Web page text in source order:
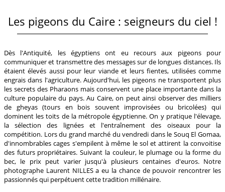
Les pigeons du Caire : seigneurs du ciel !
Dès l'Antiquité, les égyptiens ont eu recours aux pigeons pour
communiquer et transmettre des messages sur de longues distances. Ils
étaient élevés aussi pour leur viande et leurs fientes, utilisées comme
engrais dans l'agriculture. Aujourd'hui, les pigeons ne transportent plus
les secrets des Pharaons mais conservent une place importante dans la
culture populaire du pays. Au Caire, on peut ainsi observer des milliers
de gheyas (tours en bois souvent improvisées ou bricolées) qui
dominent les toits de la métropole égyptienne. On y pratique l'élevage,
la sélection des lignées et l'entraînement des oiseaux pour la
compétition. Lors du grand marché du vendredi dans le Souq El Gomaa,
d'innombrables cages s'empilent à même le sol et attirent la convoitise
des futurs propriétaires. Suivant la couleur, le plumage ou la forme du
bec, le prix peut varier jusqu'à plusieurs centaines d'euros. Notre
photographe Laurent NILLES a eu la chance de pouvoir rencontrer les
passionnés qui perpétuent cette tradition millénaire.